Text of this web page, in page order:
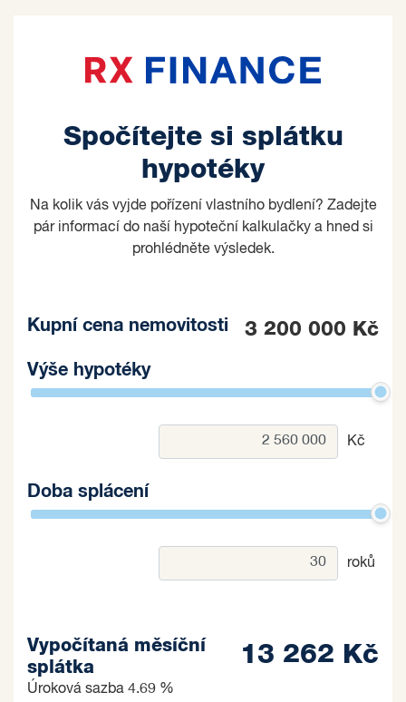
Spočítejte si splátku
hypotéky
Na kolik vás vyjde pořízení vlastního bydlení? Zadejte
pár informací do naší hypoteční kalkulačky a hned si
prohlédněte výsledek.
Kupní cena nemovitosti 3 200 000 Kč
Výše hypotéky
Kč
Doba splácení
roků
Vypočítaná měsíční
splátka
Úroková sazba 4.69 %
13 262 Kč